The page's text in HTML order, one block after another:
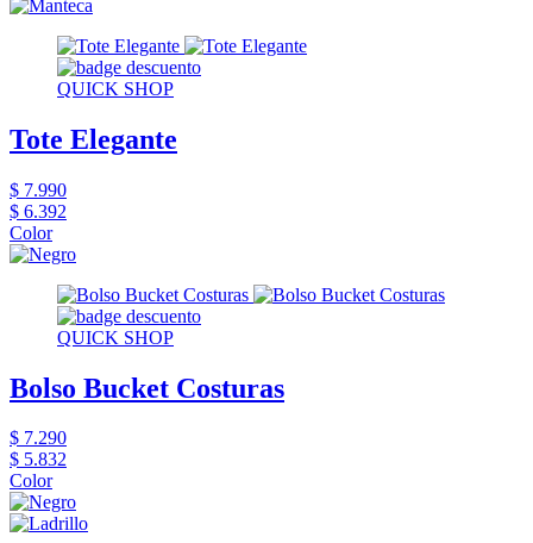
QUICK SHOP
Tote Elegante
$ 7.990
$ 6.392
Color
QUICK SHOP
Bolso Bucket Costuras
$ 7.290
$ 5.832
Color